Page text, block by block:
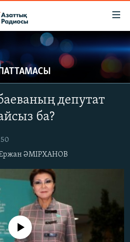
депутат
ба?
ӘМІРХАНОВ
currently available